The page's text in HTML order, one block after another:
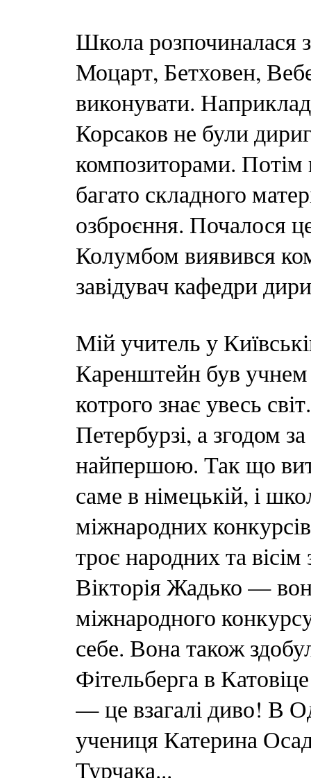
Школа розпочиналася
Моцарт, Бетховен,
виконувати.
Корсаков не були
композиторами. Потім
багато складного
озброєння. Почалося
Колумбом виявився
завідувач кафедри
Мій учитель у
Каренштейн був
котрого знає увесь
Петербурзі, а згодом
найпершою. Так що
саме в німецькій, і
міжнародних
троє народних та
Вікторія Жадько —
міжнародного
себе. Вона також
Фітельберга в
— це взагалі диво! В
учениця Катерина
Турчака...